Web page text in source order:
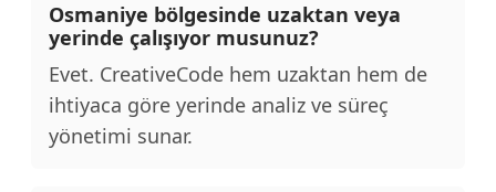
Osmaniye bölgesinde uzaktan veya
yerinde çalışıyor musunuz?
Evet. CreativeCode hem uzaktan hem de
ihtiyaca göre yerinde analiz ve süreç
yönetimi sunar.